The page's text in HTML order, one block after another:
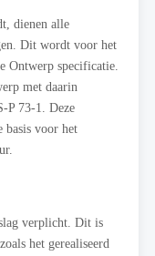
dienen alle
Dit wordt voor het
Ontwerp specificatie.
met daarin
P 73-1. Deze
basis voor het
verplicht. Dit is
het gerealiseerd